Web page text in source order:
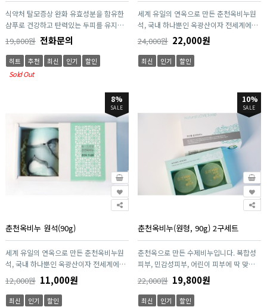
식약처 탈모증상 완화 유효성분을 함유한
샴푸로 건강하고 탄력있는 두피를 유지하
여 탈모증상을 완화시켜 줍니다. 락토바실
러스 발효액과 옥정수를 이용하여 개발한
옥효소소금(특허등록)을 첨가해 두피를 깨
긋하게 유지하여 가려움증 완화에 도움을
19,800원 전화문의
히트 추천 최신 인기
할인
Sold Out
세계 유일의 연옥으로 만든 춘천옥비누원
석, 국내 하나뿐인 옥광산이자 전세계에서
유일한 연옥광산인 춘천연옥을 이용하여
만든 수제 옥비누입니다.
24,000원 22,000원
최신 인기 할인
8%
SALE
춘천옥비누 원석(90g)
세계 유일의 연옥으로 만든 춘천옥비누원
석, 국내 하나뿐인 옥광산이자 전세계에서
유일한 연옥광산인 춘천연옥을 이용하여
만든 수제 옥비누입니다.
12,000원 11,000원
최신 인기 할인
10%
SALE
춘천옥비누(원형, 90g) 2구세트
춘천옥으로 만든 수제비누입니다. 복합성
피부, 민감성피부, 어린이 피부에 딱 맞는
좋은 비누입니다.
22,000원 19,800원
최신 인기 할인